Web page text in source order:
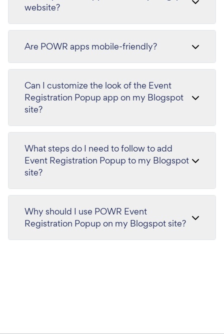
website?
Are POWR apps mobile-friendly?
Can I customize the look of the Event
Registration Popup app on my Blogspot
site?
What steps do I need to follow to add
Event Registration Popup to my Blogspot
site?
Why should I use POWR Event
Registration Popup on my Blogspot site?